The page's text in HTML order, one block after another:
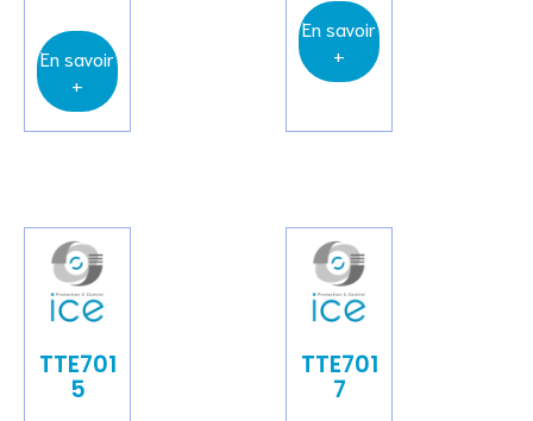
En savoir
+
En savoir
+
TTE701
5
TTE701
7